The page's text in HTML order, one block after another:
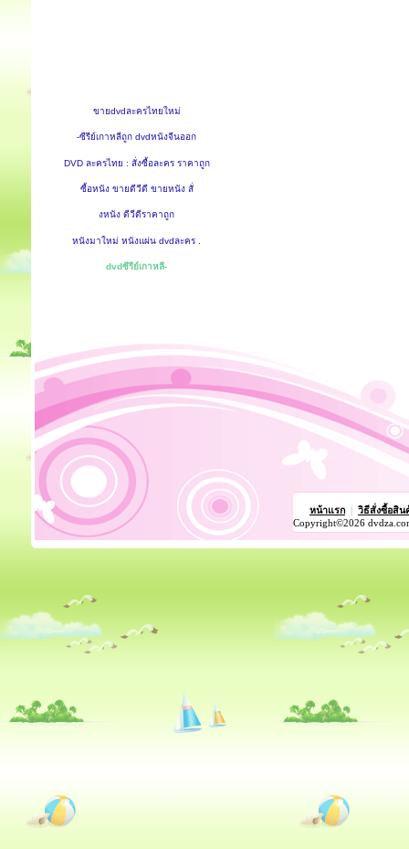
ขายdvdละครไทยใหม่
-ซีรีย์เกาหลีถูก dvdหนังจีนออก
DVD ละครไทย : สั่งซื้อละคร ราคาถูก
ซื้อหนัง ขายดีวีดี ขายหนัง สั่
งหนัง ดีวีดีราคาถูก
หนังมาใหม่ หนังแผ่น dvdละคร .
dvdซีรีย์เกาหลี-
หน้าแรก
วิธีสั่งซื้อสิน
Copyright©2026